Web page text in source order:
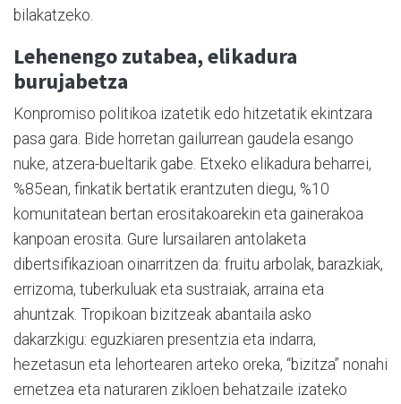
bilakatzeko.
Lehenengo zutabea, elikadura
burujabetza
Konpromiso politikoa izatetik edo hitzetatik ekintzara
pasa gara. Bide horretan gailurrean gaudela esango
nuke, atzera-bueltarik gabe. Etxeko elikadura beharrei,
%85ean, finkatik bertatik erantzuten diegu, %10
komunitatean bertan erositakoarekin eta gainerakoa
kanpoan erosita. Gure lursailaren antolaketa
dibertsifikazioan oinarritzen da: fruitu arbolak, barazkiak,
errizoma, tuberkuluak eta sustraiak, arraina eta
ahuntzak. Tropikoan bizitzeak abantaila asko
dakarzkigu: eguzkiaren presentzia eta indarra,
hezetasun eta lehortearen arteko oreka, “bizitza” nonahi
ernetzea eta naturaren zikloen behatzaile izateko